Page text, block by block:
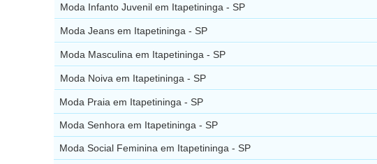
Moda Infanto Juvenil em Itapetininga - SP
Moda Jeans em Itapetininga - SP
Moda Masculina em Itapetininga - SP
Moda Noiva em Itapetininga - SP
Moda Praia em Itapetininga - SP
Moda Senhora em Itapetininga - SP
Moda Social Feminina em Itapetininga - SP